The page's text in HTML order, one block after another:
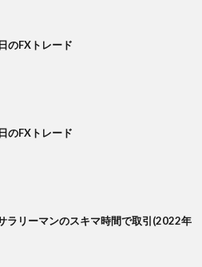
のFXトレード
のFXトレード
ラリーマンのスキマ時間で取引(2022年